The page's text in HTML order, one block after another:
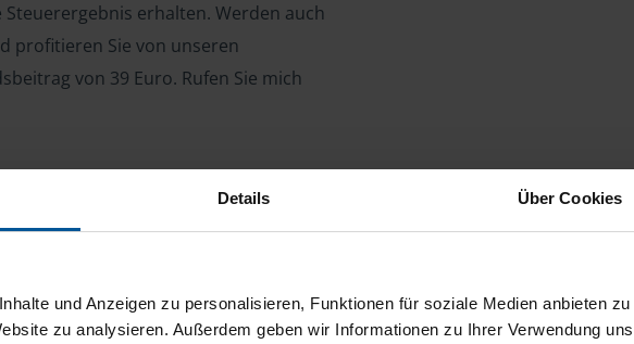
Details Über Cookies
und Anzeigen zu personalisieren, Funktionen für soziale Medien anbieten
zu analysieren. Außerdem geben wir Informationen zu Ihrer Verwendung
erhalten. Werden auch
profitieren Sie von unseren
von 39 Euro. Rufen Sie mich
Arbeitnehmer, Beamte, Auszubildende,
(StBerG). Auch bei Einkünften
der geeignete Dienstleister für Sie.
Tätigkeit und umsatzsteuerpflichtigen